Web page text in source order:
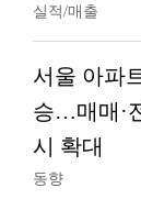
실적/매출
서울 아파
승…매매·
시 확대
동향